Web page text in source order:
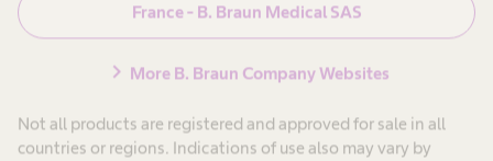
France - B. Braun Medical SAS
chevron_right More B. Braun Company Websites
Not all products are registered and approved for sale in all
countries or regions. Indications of use also may vary by